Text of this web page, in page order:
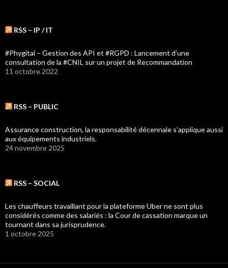
RSS – IP / IT
#Phygital – Gestion des API et #RGPD : Lancement d’une
consultation de la #CNIL sur un projet de Recommandation
11 octobre 2022
RSS – PUBLIC
Assurance construction, la responsabilité décennale s’applique aussi
aux équipements industriels.
24 novembre 2025
RSS – SOCIAL
Les chauffeurs travaillant pour la plateforme Uber ne sont plus
considérés comme des salariés : la Cour de cassation marque un
tournant dans sa jurisprudence.
1 octobre 2025